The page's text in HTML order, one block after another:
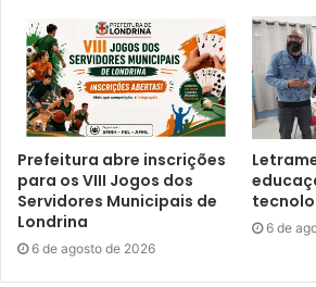
Foto: CMTU / divulgação
Recorde –Londrina nunca realizou
como nos cinco primeiros meses de
Prefeitura abre inscrições
para os VIII Jogos dos
Servidores Municipais de
Londrina
6 de agosto de 2026
6 de